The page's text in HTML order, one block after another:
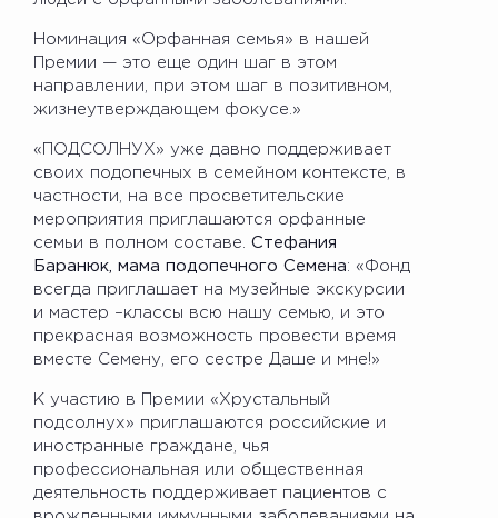
Номинация «Орфанная семья» в нашей
Премии — это еще один шаг в этом
направлении, при этом шаг в позитивном,
жизнеутверждающем фокусе.»
«ПОДСОЛНУХ» уже давно поддерживает
своих подопечных в семейном контексте, в
частности, на все просветительские
мероприятия приглашаются орфанные
семьи в полном составе. Стефания
Баранюк, мама подопечного Семена: «Фонд
всегда приглашает на музейные экскурсии
и мастер –классы всю нашу семью, и это
прекрасная возможность провести время
вместе Семену, его сестре Даше и мне!»
К участию в Премии «Хрустальный
подсолнух» приглашаются российские и
иностранные граждане, чья
профессиональная или общественная
деятельность поддерживает пациентов с